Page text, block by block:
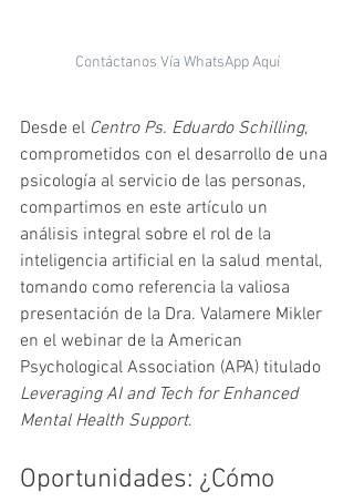
Contáctanos Vía WhatsApp Aquí
Desde el Centro Ps. Eduardo Schilling,
comprometidos con el desarrollo de una
psicología al servicio de las personas,
compartimos en este artículo un
análisis integral sobre el rol de la
inteligencia artificial en la salud mental,
tomando como referencia la valiosa
presentación de la Dra. Valamere Mikler
en el webinar de la American
Psychological Association (APA) titulado
Leveraging AI and Tech for Enhanced
Mental Health Support.
Oportunidades: ¿Cómo